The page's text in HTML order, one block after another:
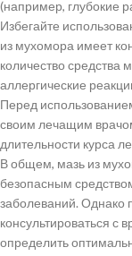
(например, глубокие
Избегайте
из мухомора имеет
количество средства
аллергические
Перед
своим лечащим
длительности курса
В общем, мазь из
безопасным
заболеваний. Однако
консультироваться с
определить